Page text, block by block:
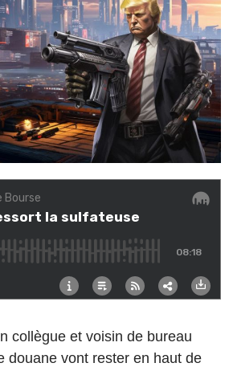
collègue et voisin de bureau
douane vont rester en haut de